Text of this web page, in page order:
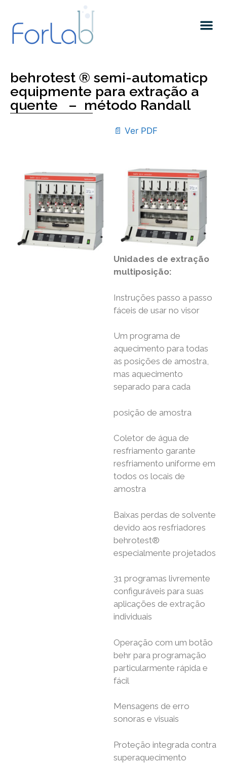
behrotest ® semi-automaticp
equipmente para extração a
quente – método Randall
📄 Ver PDF
Unidades de extração
multiposição:
Instruções passo a passo
fáceis de usar no visor
Um programa de
aquecimento para todas
as posições de amostra,
mas aquecimento
separado para cada
posição de amostra
Coletor de água de
resfriamento garante
resfriamento uniforme em
todos os locais de
amostra
Baixas perdas de solvente
devido aos resfriadores
behrotest®
especialmente projetados
31 programas livremente
configuráveis ​​para suas
aplicações de extração
individuais
Operação com um botão
behr para programação
particularmente rápida e
fácil
Mensagens de erro
sonoras e visuais
Proteção integrada contra
superaquecimento